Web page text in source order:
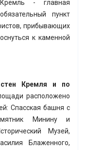
- главная
пункт
прибывающих
к каменной
стен Кремля и по
расположено
Спасская башня с
Минину и
Музей,
Блаженного,